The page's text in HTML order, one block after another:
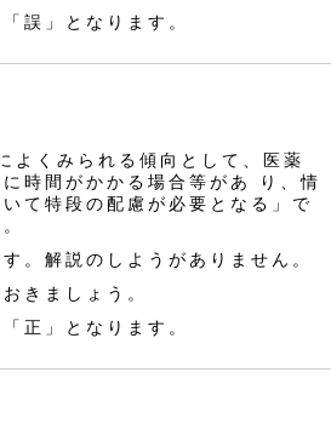
誤」となります。
くみられる傾向として、医薬
時間がかかる場合等があ り、情
て特段の配慮が必要となる」で
。解説のしようがありません。
きましょう。
正」となります。